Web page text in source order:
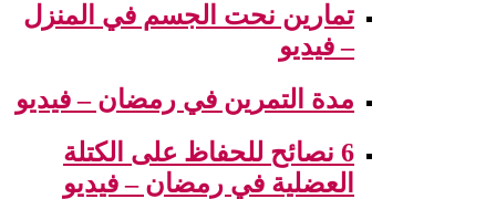
تمارين نحت الجسم في المنزل
– فيديو
مدة التمرين في رمضان – فيديو
6 نصائح للحفاظ على الكتلة
العضلية في رمضان – فيديو